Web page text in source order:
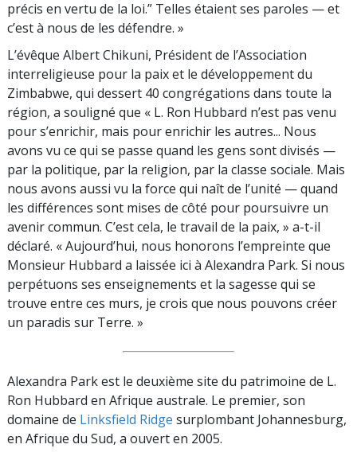
précis en vertu de la loi.” Telles étaient ses paroles — et
c’est à nous de les défendre. »
L’évêque Albert Chikuni, Président de l’Association
interreligieuse pour la paix et le développement du
Zimbabwe, qui dessert 40 congrégations dans toute la
région, a souligné que « L. Ron Hubbard n’est pas venu
pour s’enrichir, mais pour enrichir les autres... Nous
avons vu ce qui se passe quand les gens sont divisés —
par la politique, par la religion, par la classe sociale. Mais
nous avons aussi vu la force qui naît de l’unité — quand
les différences sont mises de côté pour poursuivre un
avenir commun. C’est cela, le travail de la paix, » a-t-il
déclaré. « Aujourd’hui, nous honorons l’empreinte que
Monsieur Hubbard a laissée ici à Alexandra Park. Si nous
perpétuons ses enseignements et la sagesse qui se
trouve entre ces murs, je crois que nous pouvons créer
un paradis sur Terre. »
Alexandra Park est le deuxième site du patrimoine de L.
Ron Hubbard en Afrique australe. Le premier, son
domaine de Linksfield Ridge surplombant Johannesburg,
en Afrique du Sud, a ouvert en 2005.